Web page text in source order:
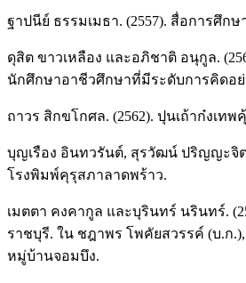
ฐาปนีย์ ธรรมเมธา. (2557). สื่อการศึก
ดุสิต ขาวเหลือง และอภิชาติ อนุกูล.
นักศึกษาอาชีวศึกษาที่มีระดับการคิดอ
ถาวร สิกขโกศล. (2562). ปุนเถ้าก๋งเท
บุญเรือง อินทวรันต์, สุรวัฒน์ ปริญญะจิ
โรงพิมพ์คุรุสภาลาดพร้าว.
เมตตา คงคากูล และบุรินทร์ นรินทร์.
ราชบุรี. ใน ชฎาพร โพคัยสวรรค์ (บ.ก
หมู่บ้านจอมบึง.